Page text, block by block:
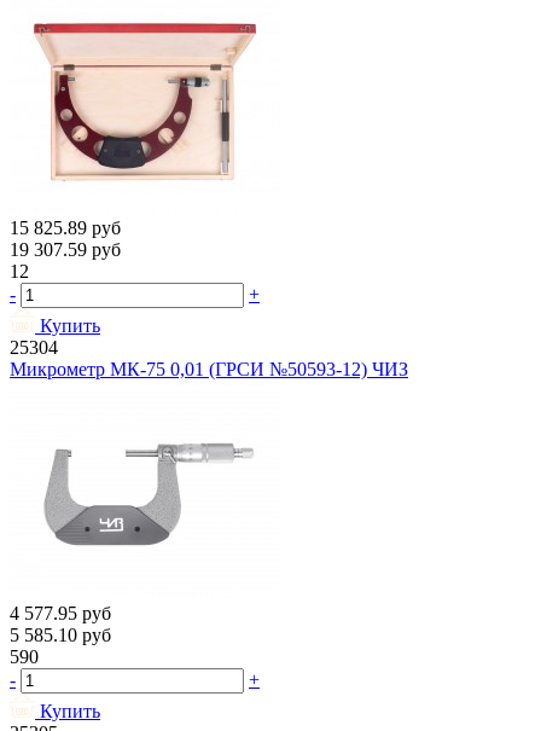
15 825.89 руб
19 307.59 руб
12
-
+
Купить
25304
Микрометр МК-75 0,01 (ГРСИ №50593-12) ЧИЗ
4 577.95 руб
5 585.10 руб
590
-
+
Купить